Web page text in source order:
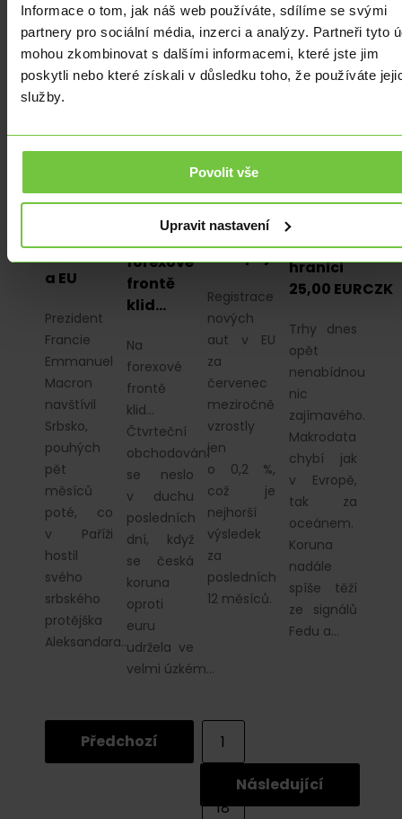
Informace o tom, jak náš web používáte, sdílíme se svými
partnery pro sociální média, inzerci a analýzy. Partneři tyto
mohou zkombinovat s dalšími informacemi, které jste jim
poskytli nebo které získali v důsledku toho, že používáte
služby.
Povolit vše
Upravit nastavení
nákupních
manažerů.
ZE
ZAHRANIČÍ|
Srbsko
Čínou
a EU
Prezident
Francie
Emmanuel
Macron
navštívil
Srbsko,
pouhých
pět
měsíců
poté, co
v Paříži
hostil
svého
srbského
protějška
Aleksandara…
EKONOMIKA|
ZE
PLN|EUR|
forexové
frontě
klid…
Na
forexové
frontě
klid…
Čtvrteční
obchodování
se neslo
v duchu
posledních
dní, když
se česká
koruna
oproti
euru
udržela ve
velmi úzkém…
EKONOMIKA|
ZE
ZAHRANIČÍ
Evropané
auta
nekupují
Registrace
nových
aut v EU
za
červenec
meziročně
vzrostly
jen
o 0,2 %,
což je
nejhorší
výsledek
za
posledních
12 měsíců.
ZE
ZAHRANIČÍ|
USD
Koruna
na
hranici
25,00 EURCZK
Trhy dnes
opět
nenabídnou
nic
zajímavého.
Makrodata
chybí jak
v Evropě,
tak za
oceánem.
Koruna
nadále
spíše těží
ze signálů
Fedu a…
Předchozí
1
18
Následující